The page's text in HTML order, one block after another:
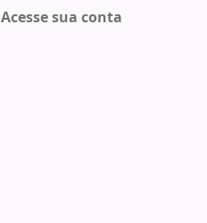
Acesse sua conta